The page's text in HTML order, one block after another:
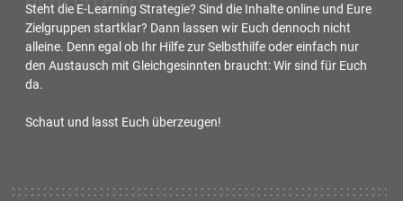
Steht die E-Learning Strategie? Sind die Inhalte online und Eure
Zielgruppen startklar? Dann lassen wir Euch dennoch nicht
alleine. Denn egal ob Ihr Hilfe zur Selbsthilfe oder einfach nur
den Austausch mit Gleichgesinnten braucht: Wir sind für Euch
da.
Schaut und lasst Euch überzeugen!